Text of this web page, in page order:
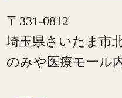
〒331-0812
埼玉県さいたま市
のみや医療モール